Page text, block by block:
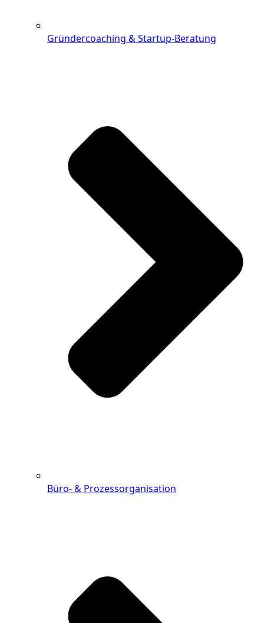
Gründercoaching & Startup-Beratung
Büro- & Prozessorganisation